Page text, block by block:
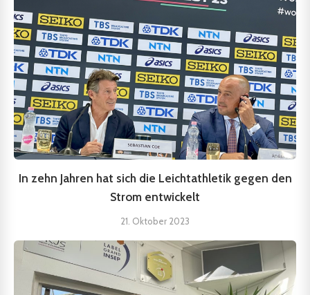
In zehn Jahren hat sich die Leichtathletik gegen den
Strom entwickelt
21. Oktober 2023